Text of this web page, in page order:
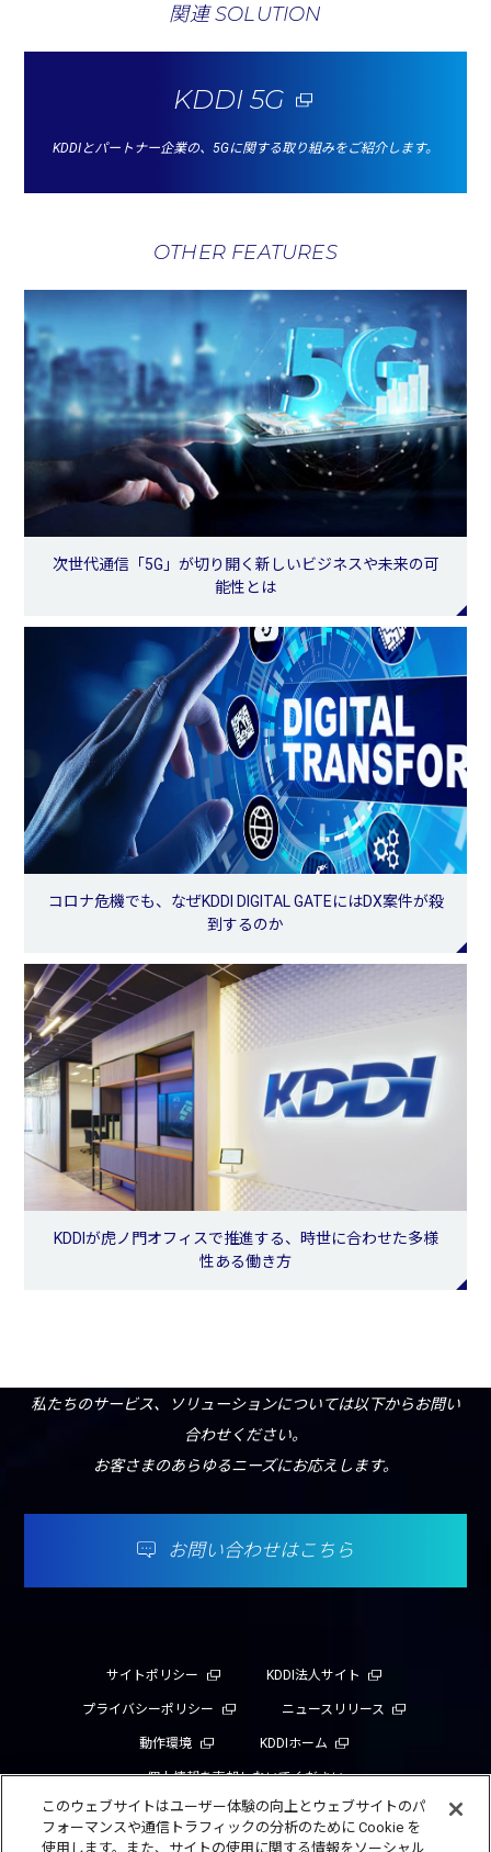
関連 SOLUTION
KDDI 5G
KDDIとパートナー企業の、5Gに関する取り組みをご紹介します。
OTHER FEATURES
次世代通信「5G」が切り開く新しいビジネスや未来の可
能性とは
コロナ危機でも、なぜKDDI DIGITAL GATEにはDX案件が殺
到するのか
KDDIが虎ノ門オフィスで推進する、時世に合わせた多様
性ある働き方
私たちのサービス、ソリューションについては以下からお問い
合わせください。
お客さまのあらゆるニーズにお応えします。
お問い合わせはこちら
サイトポリシー KDDI法人サイト
プライバシーポリシー ニュースリリース
動作環境 KDDIホーム
個人情報を売却しないでください
このウェブサイトはユーザー体験の向上とウェブサイトのパ
フォーマンスや通信トラフィックの分析のために Cookie を
使用します。また、サイトの使用に関する情報をソーシャル